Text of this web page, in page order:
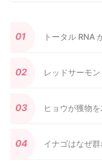
トータル RNA
レッドサーモ
ヒョウが獲物
イナゴはなぜ